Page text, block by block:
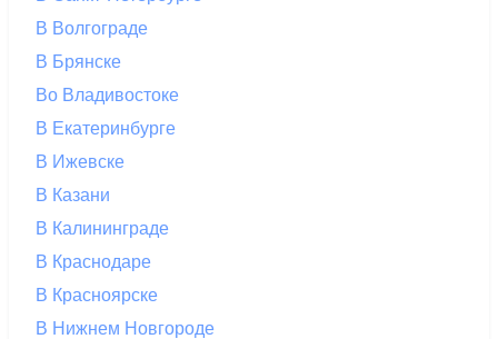
В Волгограде
В Брянске
Во Владивостоке
В Екатеринбурге
В Ижевске
В Казани
В Калининграде
В Краснодаре
В Красноярске
В Нижнем Новгороде